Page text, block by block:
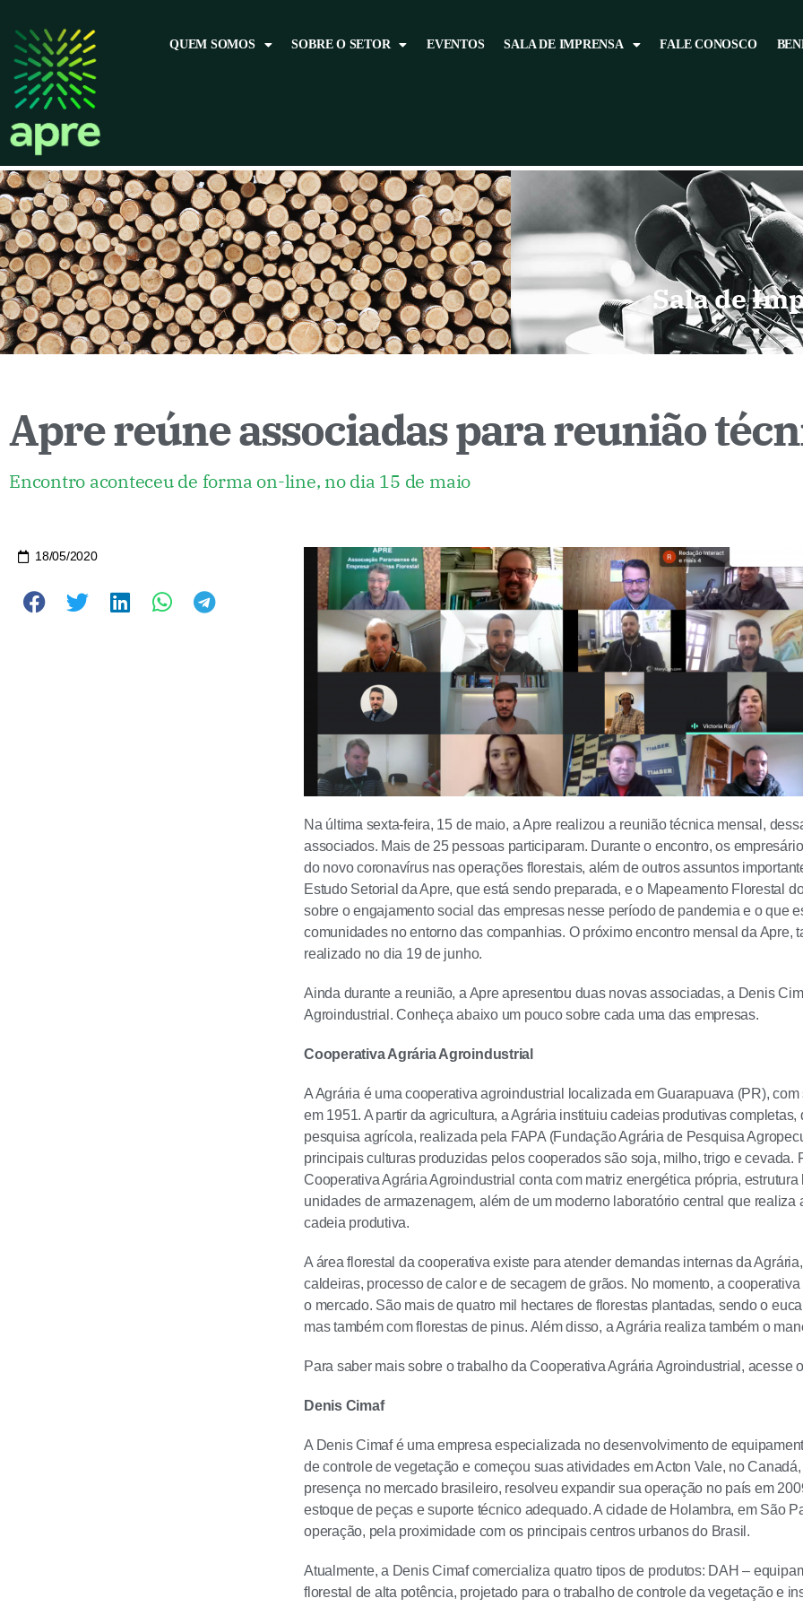
QUEM SOMOS SOBRE O SETOR EVENTOS SALA DE IMPRENSA FALE CONOSCO
Sala de
Apre reúne associadas para reunião
Encontro aconteceu de forma on-line, no dia 15 de maio
18/05/2020
Na última sexta-feira, 15 de maio, a Apre realizou a reunião técnica mensal,
associados. Mais de 25 pessoas participaram. Durante o encontro, os
do novo coronavírus nas operações florestais, além de outros assuntos
Estudo Setorial da Apre, que está sendo preparada, e o Mapeamento Florestal
sobre o engajamento social das empresas nesse período de pandemia e o que
comunidades no entorno das companhias. O próximo encontro mensal da Apre,
realizado no dia 19 de junho.
Ainda durante a reunião, a Apre apresentou duas novas associadas, a Denis
Agroindustrial. Conheça abaixo um pouco sobre cada uma das empresas.
Cooperativa Agrária Agroindustrial
A Agrária é uma cooperativa agroindustrial localizada em Guarapuava (PR),
em 1951. A partir da agricultura, a Agrária instituiu cadeias produtivas
pesquisa agrícola, realizada pela FAPA (Fundação Agrária de Pesquisa
principais culturas produzidas pelos cooperados são soja, milho, trigo e cevada.
Cooperativa Agrária Agroindustrial conta com matriz energética própria,
unidades de armazenagem, além de um moderno laboratório central que realiza
cadeia produtiva.
A área florestal da cooperativa existe para atender demandas internas da
caldeiras, processo de calor e de secagem de grãos. No momento, a
o mercado. São mais de quatro mil hectares de florestas plantadas, sendo o
mas também com florestas de pinus. Além disso, a Agrária realiza também o
Para saber mais sobre o trabalho da Cooperativa Agrária Agroindustrial, acesse
Denis Cimaf
A Denis Cimaf é uma empresa especializada no desenvolvimento de
de controle de vegetação e começou suas atividades em Acton Vale, no
presença no mercado brasileiro, resolveu expandir sua operação no país em
estoque de peças e suporte técnico adequado. A cidade de Holambra, em São
operação, pela proximidade com os principais centros urbanos do Brasil.
Atualmente, a Denis Cimaf comercializa quatro tipos de produtos: DAH –
florestal de alta potência, projetado para o trabalho de controle da vegetação e